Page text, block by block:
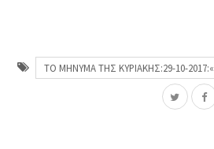
ΤΟ ΜΗΝΥΜΑ ΤΗΣ ΚΥΡΙΑΚΗΣ:29-10-